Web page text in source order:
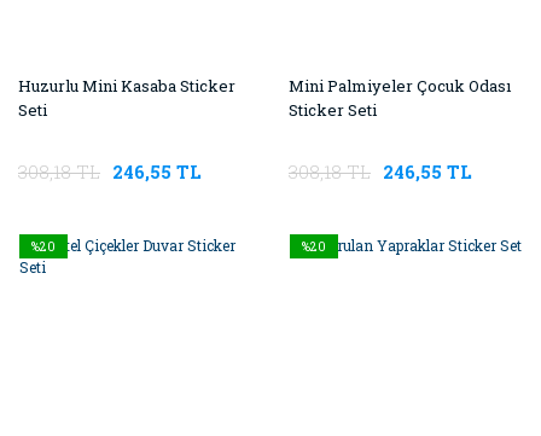
Huzurlu Mini Kasaba Sticker
Seti
308,18 TL 246,55 TL
Mini Palmiyeler Çocuk Odası
Sticker Seti
308,18 TL 246,55 TL
%20 %20